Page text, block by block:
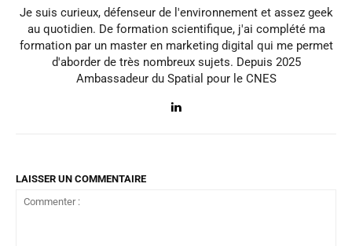
Je suis curieux, défenseur de l'environnement et assez geek
au quotidien. De formation scientifique, j'ai complété ma
formation par un master en marketing digital qui me permet
d'aborder de très nombreux sujets. Depuis 2025
Ambassadeur du Spatial pour le CNES
LAISSER UN COMMENTAIRE